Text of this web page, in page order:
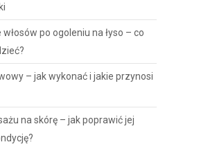
po ogoleniu na łyso – co
– jak wykonać i jakie przynosi
na skórę – jak poprawić jej